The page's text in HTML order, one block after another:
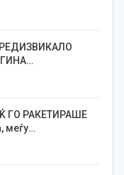
ГО РАКЕТИРАШЕ
меѓу…